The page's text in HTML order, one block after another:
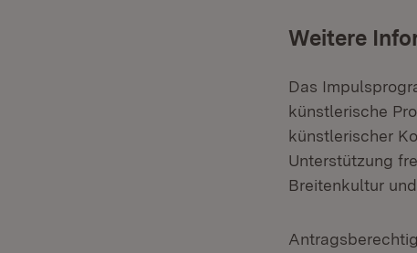
Weitere
Das
künstlerische
künstlerischer
Unterstützung
Breitenkultur